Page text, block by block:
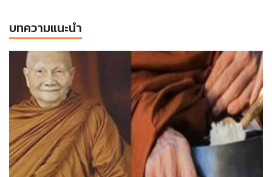
บทความแนะนำ